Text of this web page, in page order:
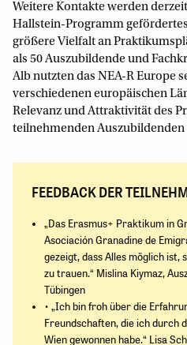
Weitere Kontakte werden
Hallstein-Programm
größere Vielfalt an
als 50 Auszubildende und
Alb nutzten das NEA-R Europe
verschiedenen europäischen
Relevanz und Attraktivität des
teilnehmenden Auszubildenden
FEEDBACK DER
„Das Erasmus+ Praktikum in
Asociación Granadine de
gezeigt, dass Alles möglich ist,
zu trauen.“ Mislina Kiymaz,
Tübingen
• „Ich bin froh über die
Freundschaften, die ich durch
Wien gewonnen habe.“ Lisa